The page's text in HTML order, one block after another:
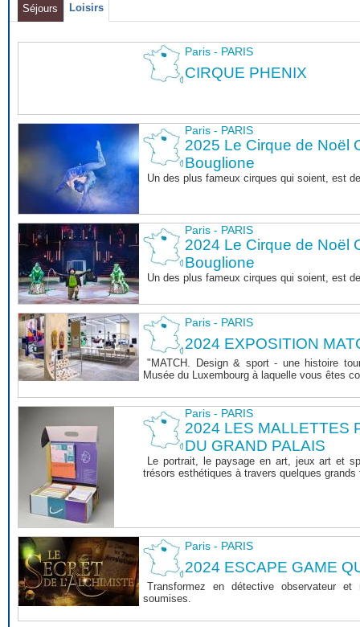
Séjours Loisirs
Paris - PARIS
CIRQUE PHENIX
Paris - PARIS
2025 Le Cirque de Noël
Bouglione
Un des plus fameux cirques qui soient, est
Paris - PARIS
2024 Le Cirque de Noël
Bouglione
Un des plus fameux cirques qui soient, est
Paris - PARIS
2024 EXPOSITION
"MATCH. Design & sport - une histoire
Musée du Luxembourg à laquelle vous êtes
Paris - PARIS
2024 LES MALLETTES
DU GRAND PALAIS
Le portrait, le paysage en art, jeux art et
trésors esthétiques à travers quelques
Paris - PARIS
2024 ESCAPE GAME
Transformez en détective observateur
soumises.